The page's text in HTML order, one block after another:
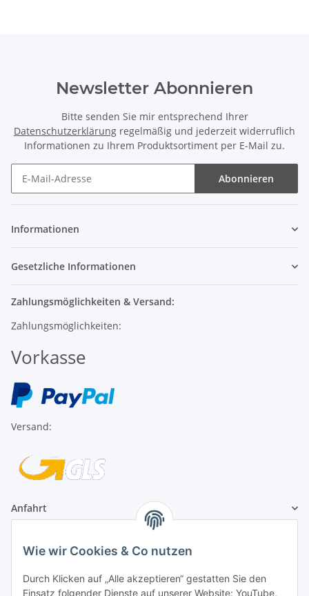
Newsletter Abonnieren
Bitte senden Sie mir entsprechend Ihrer
Datenschutzerklärung regelmäßig und jederzeit widerruflich
Informationen zu Ihrem Produktsortiment per E-Mail zu.
Abonnieren
Informationen
Gesetzliche Informationen
Zahlungsmöglichkeiten & Versand:
Zahlungsmöglichkeiten:
Vorkasse
Versand:
Anfahrt
1A Football Angebote
1A-Football ist
Wie wir Cookies & Co nutzen
Durch Klicken auf „Alle akzeptieren“ gestatten Sie den
Einsatz folgender Dienste auf unserer Website: YouTube,